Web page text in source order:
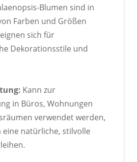
Blumen sind in
Farben und Größen
sich für
Dekorationsstile und
Kann zur
in Büros, Wohnungen
verwendet werden,
eine natürliche, stilvolle